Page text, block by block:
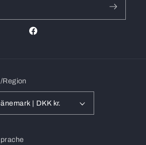
Facebook
Region
Dänemark | DKK kr.